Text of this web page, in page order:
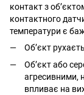
контакт з
контактного
температури є
Об’єкт
Об’єкт або
агресивними,
впливає на